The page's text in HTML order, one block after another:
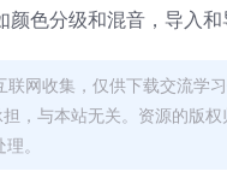
颜色分级和混音，导入
网收集，仅供下载交流学
，与本站无关。资源的版
。